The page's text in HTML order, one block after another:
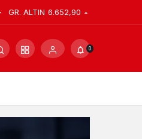
GR. ALTIN 6.652,90
0